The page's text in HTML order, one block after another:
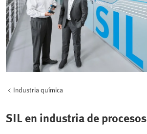
Industria química
SIL en industria de procesos